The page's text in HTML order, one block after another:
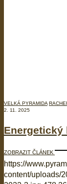
VELKÁ PYRAMIDA
2. 11. 2025
Energetický
ZOBRAZIT ČLÁNEK
https://
content/uploads/